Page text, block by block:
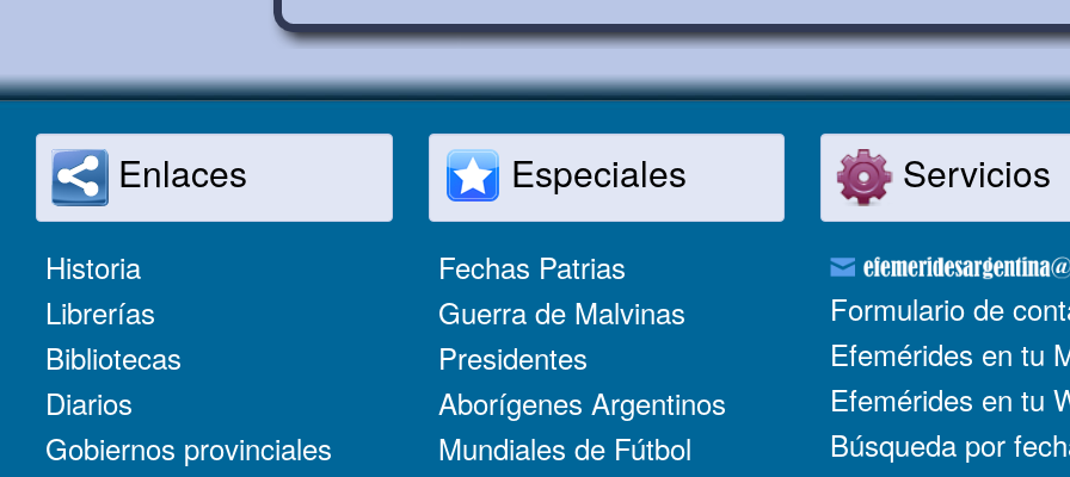
Enlaces
Historia
Librerías
Bibliotecas
Diarios
Gobiernos provinciales
Especiales
Fechas Patrias
Guerra de Malvinas
Presidentes
Aborígenes Argentinos
Mundiales de Fútbol
Servicios
Formulario de
Efemérides en tu
Efemérides en tu
Búsqueda por